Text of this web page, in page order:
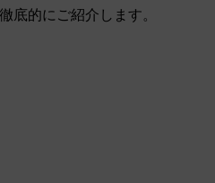
底的にご紹介します。